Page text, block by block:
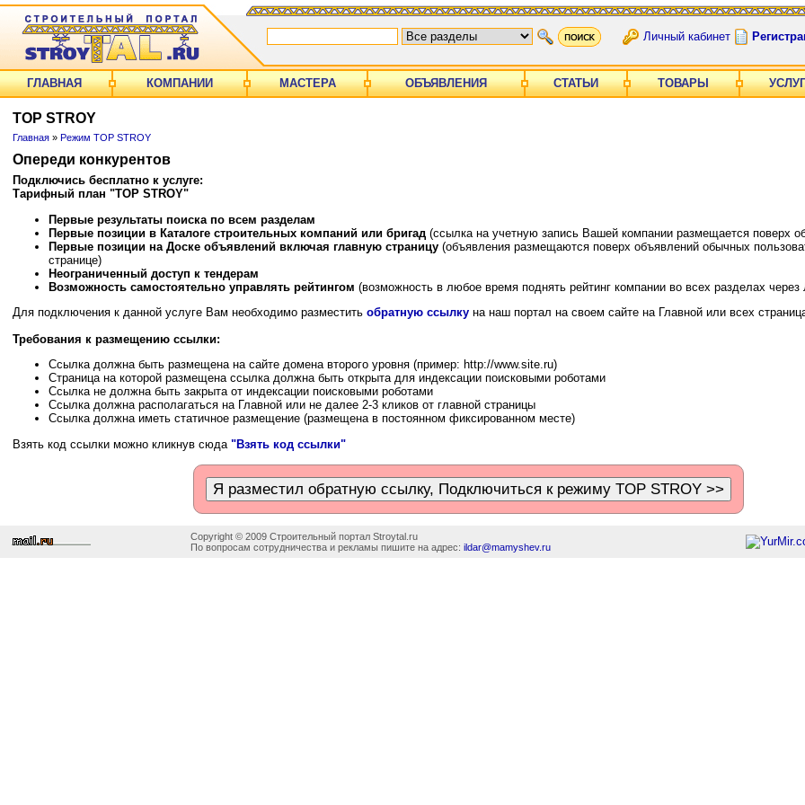
Личный кабинет
ГЛАВНАЯ КОМПАНИИ МАСТЕРА ОБЪЯВЛЕНИЯ СТАТЬИ ТОВАРЫ
TOP STROY
Главная» Режим TOP STROY
Опереди конкурентов
Подключись бесплатно к услуге:
Тарифный план "TOP STROY"
Первые результаты поиска по всем разделам
Первые позиции в Каталоге строительных компаний или бригад(ссылка на учетную запись Вашей компании размещается поверх
Первые позиции на Доске объявлений включая главную страницу(объявления размещаются поверх объявлений обычных
странице)
Неограниченный доступ к тендерам
Возможность самостоятельно управлять рейтингом (возможность в любое время поднять рейтинг компании во всех разделах через
Для подключения к данной услуге Вам необходимо разместить обратную ссылкуна наш портал на своем сайте на Главной или всех
Требования к размещению ссылки:
Ссылка должна быть размещена на сайте домена второго уровня (пример: http://www.site.ru)
Страница на которой размещена ссылка должна быть открыта для индексации поисковыми роботами
Ссылка не должна быть закрыта от индексации поисковыми роботами
Ссылка должна располагаться на Главной или не далее 2-3 кликов от главной страницы
Ссылка должна иметь статичное размещение (размещена в постоянном фиксированном месте)
Взять код ссылки можно кликнув сюда "Взять код ссылки"
Copyright © 2009 Строительный портал Stroytal.ru
По вопросам сотрудничества и рекламы пишите на адрес: ildar@mamyshev.ru